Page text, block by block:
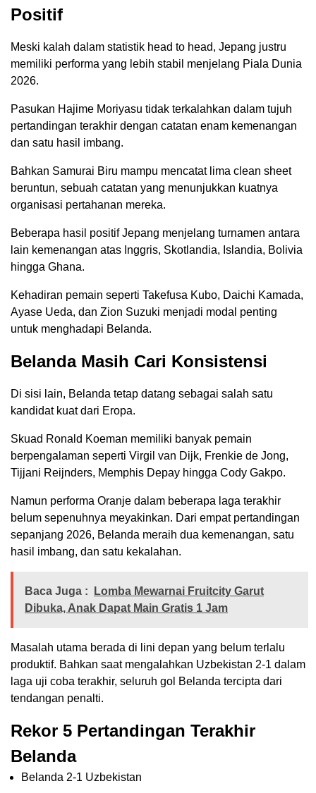
Positif
Meski kalah dalam statistik head to head, Jepang justru
memiliki performa yang lebih stabil menjelang Piala Dunia
2026.
Pasukan Hajime Moriyasu tidak terkalahkan dalam tujuh
pertandingan terakhir dengan catatan enam kemenangan
dan satu hasil imbang.
Bahkan Samurai Biru mampu mencatat lima clean sheet
beruntun, sebuah catatan yang menunjukkan kuatnya
organisasi pertahanan mereka.
Beberapa hasil positif Jepang menjelang turnamen antara
lain kemenangan atas Inggris, Skotlandia, Islandia, Bolivia
hingga Ghana.
Kehadiran pemain seperti Takefusa Kubo, Daichi Kamada,
Ayase Ueda, dan Zion Suzuki menjadi modal penting
untuk menghadapi Belanda.
Belanda Masih Cari Konsistensi
Di sisi lain, Belanda tetap datang sebagai salah satu
kandidat kuat dari Eropa.
Skuad Ronald Koeman memiliki banyak pemain
berpengalaman seperti Virgil van Dijk, Frenkie de Jong,
Tijjani Reijnders, Memphis Depay hingga Cody Gakpo.
Namun performa Oranje dalam beberapa laga terakhir
belum sepenuhnya meyakinkan. Dari empat pertandingan
sepanjang 2026, Belanda meraih dua kemenangan, satu
hasil imbang, dan satu kekalahan.
Baca Juga :
Lomba Mewarnai Fruitcity Garut
Dibuka, Anak Dapat Main Gratis 1 Jam
Masalah utama berada di lini depan yang belum terlalu
produktif. Bahkan saat mengalahkan Uzbekistan 2-1 dalam
laga uji coba terakhir, seluruh gol Belanda tercipta dari
tendangan penalti.
Rekor 5 Pertandingan Terakhir
Belanda
Belanda 2-1 Uzbekistan